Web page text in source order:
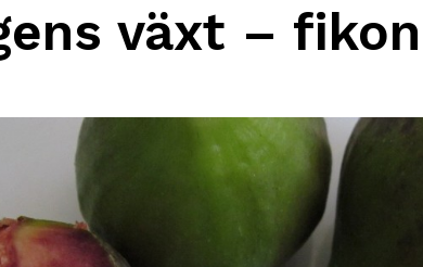
växt – fikon